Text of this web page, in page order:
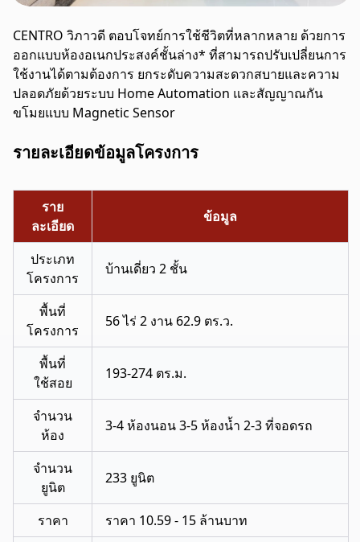
CENTRO วิภาวดี ตอบโจทย์การใช้ชีวิตที่หลากหลาย ด้วยการ
ออกแบบห้องอเนกประสงค์ชั้นล่าง* ที่สามารถปรับเปลี่ยนการ
ใช้งานได้ตามต้องการ ยกระดับความสะดวกสบายและความ
ปลอดภัยด้วยระบบ Home Automation และสัญญาณกัน
ขโมยแบบ Magnetic Sensor
รายละเอียดข้อมูลโครงการ
ราย
ละเอียด
ข้อมูล
ประเภท
โครงการ
บ้านเดี่ยว 2 ชั้น
พื้นที่
โครงการ
56 ไร่ 2 งาน 62.9 ตร.ว.
พื้นที่
ใช้สอย
193-274 ตร.ม.
จำนวน
ห้อง
3-4 ห้องนอน 3-5 ห้องน้ำ 2-3 ที่จอดรถ
จำนวน
ยูนิต
233 ยูนิต
ราคา ราคา 10.59 - 15 ล้านบาท